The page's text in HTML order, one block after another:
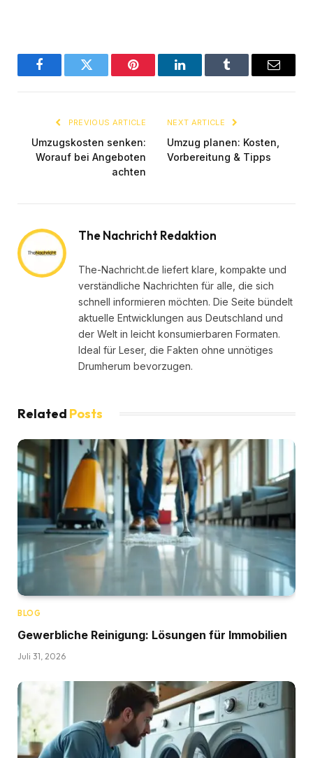
FacebookTwitter Pinterest LinkedInTumblr Email
PREVIOUS ARTICLE
Umzugskosten senken:
Worauf bei Angeboten
achten
NEXT ARTICLE
Umzug planen: Kosten,
Vorbereitung & Tipps
The Nachricht Redaktion
The-Nachricht.de liefert klare, kompakte und
verständliche Nachrichten für alle, die sich
schnell informieren möchten. Die Seite bündelt
aktuelle Entwicklungen aus Deutschland und
der Welt in leicht konsumierbaren Formaten.
Ideal für Leser, die Fakten ohne unnötiges
Drumherum bevorzugen.
Related Posts
BLOG
Gewerbliche Reinigung: Lösungen für Immobilien
Juli 31, 2026